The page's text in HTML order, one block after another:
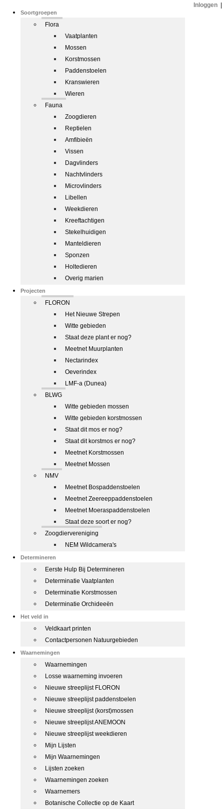
Soortgroepen
Flora
Vaatplanten
Mossen
Korstmossen
Paddenstoelen
Kranswieren
Wieren
Fauna
Zoogdieren
Reptielen
Amfibieën
Vissen
Dagvlinders
Nachtvlinders
Microvlinders
Libellen
Weekdieren
Kreeftachtigen
Stekelhuidigen
Manteldieren
Sponzen
Holtedieren
Overig marien
Projecten
FLORON
Het Nieuwe Strepen
Witte gebieden
Staat deze plant er nog?
Meetnet Muurplanten
Nectarindex
Oeverindex
LMF-a (Dunea)
BLWG
Witte gebieden mossen
Witte gebieden korstmossen
Staat dit mos er nog?
Staat dit korstmos er nog?
Meetnet Korstmossen
Meetnet Mossen
NMV
Meetnet Bospaddenstoelen
Meetnet Zeereeppaddenstoelen
Meetnet Moeraspaddenstoelen
Staat deze soort er nog?
Zoogdiervereniging
NEM Wildcamera's
Determineren
Eerste Hulp Bij Determineren
Determinatie Vaatplanten
Determinatie Korstmossen
Determinatie Orchideeën
Het veld in
Veldkaart printen
Contactpersonen Natuurgebieden
Waarnemingen
Waarnemingen
Losse waarneming invoeren
Nieuwe streeplijst FLORON
Nieuwe streeplijst paddenstoelen
Nieuwe streeplijst (korst)mossen
Nieuwe streeplijst ANEMOON
Nieuwe streeplijst weekdieren
Mijn Lijsten
Mijn Waarnemingen
Lijsten zoeken
Waarnemingen zoeken
Waarnemers
Botanische Collectie op de Kaart
Inloggen